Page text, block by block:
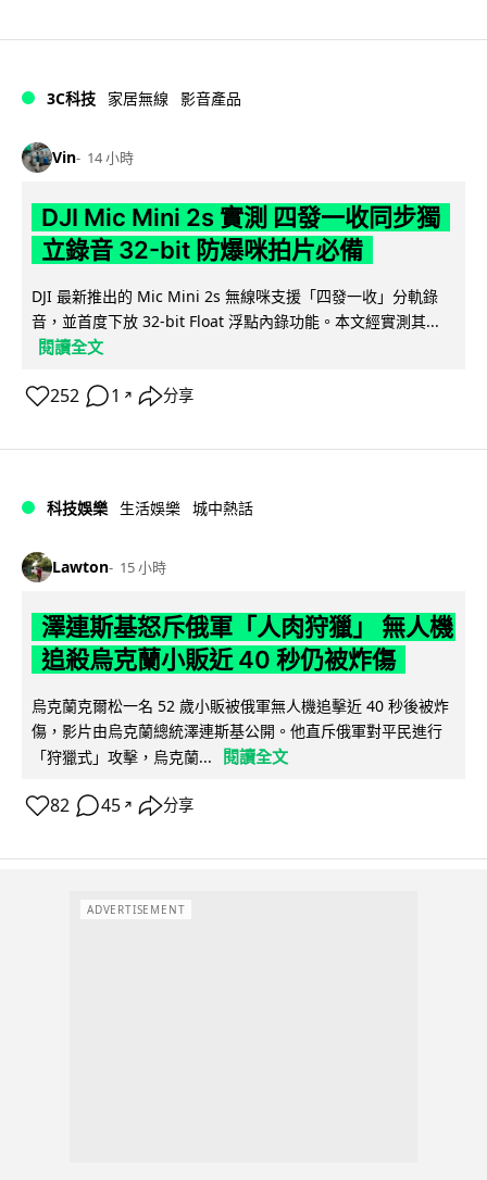
3C科技 家居無線 影音產品
Vin 14 小時
DJI Mic Mini 2s 實測 四發一收同步獨
立錄音 32-bit 防爆咪拍片必備
DJI 最新推出的 Mic Mini 2s 無線咪支援「四發一收」分軌錄
音，並首度下放 32-bit Float 浮點內錄功能。本文經實測其...
閱讀全文
252 1 ↗ 分享
科技娛樂 生活娛樂 城中熱話
Lawton 15 小時
澤連斯基怒斥俄軍「人肉狩獵」 無人機
追殺烏克蘭小販近 40 秒仍被炸傷
烏克蘭克爾松一名 52 歲小販被俄軍無人機追擊近 40 秒後被炸
傷，影片由烏克蘭總統澤連斯基公開。他直斥俄軍對平民進行
「狩獵式」攻擊，烏克蘭...
閱讀全文
82 45 ↗ 分享
ADVERTISEMENT